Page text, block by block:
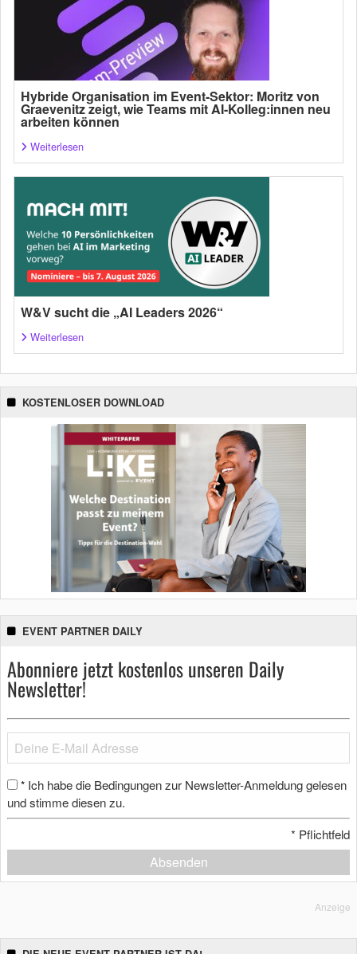
Hybride Organisation im Event-Sektor: Moritz von
Graevenitz zeigt, wie Teams mit AI-Kolleg:innen neu
arbeiten können
Weiterlesen
W&V sucht die „AI Leaders 2026“
Weiterlesen
KOSTENLOSER DOWNLOAD
EVENT PARTNER DAILY
Abonniere jetzt kostenlos unseren Daily
Newsletter!
* Ich habe die Bedingungen zur Newsletter-Anmeldung gelesen
und stimme diesen zu.
* Pflichtfeld
Absenden
Anzeige